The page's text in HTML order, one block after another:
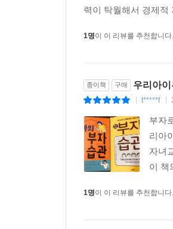
력이 탁월해서 경제
1명이 이 리뷰를 추천합니다.
종이책 구매 우리아
t*****f
부자
리아
자녀
이 책
1명이 이 리뷰를 추천합니다.